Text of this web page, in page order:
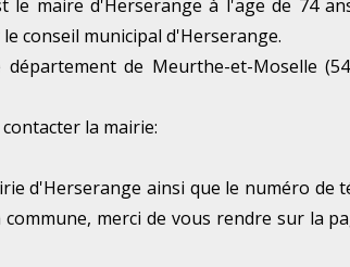
le maire d'Herserange à l'age de 74
conseil municipal d'Herserange.
département de Meurthe-et-Moselle
la mairie:
d'Herserange ainsi que le numéro de
merci de vous rendre sur la